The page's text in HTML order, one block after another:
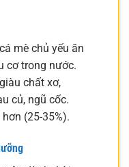
mè chủ yếu ăn
cơ trong nước.
chất xơ,
củ, ngũ cốc.
(25-35%).